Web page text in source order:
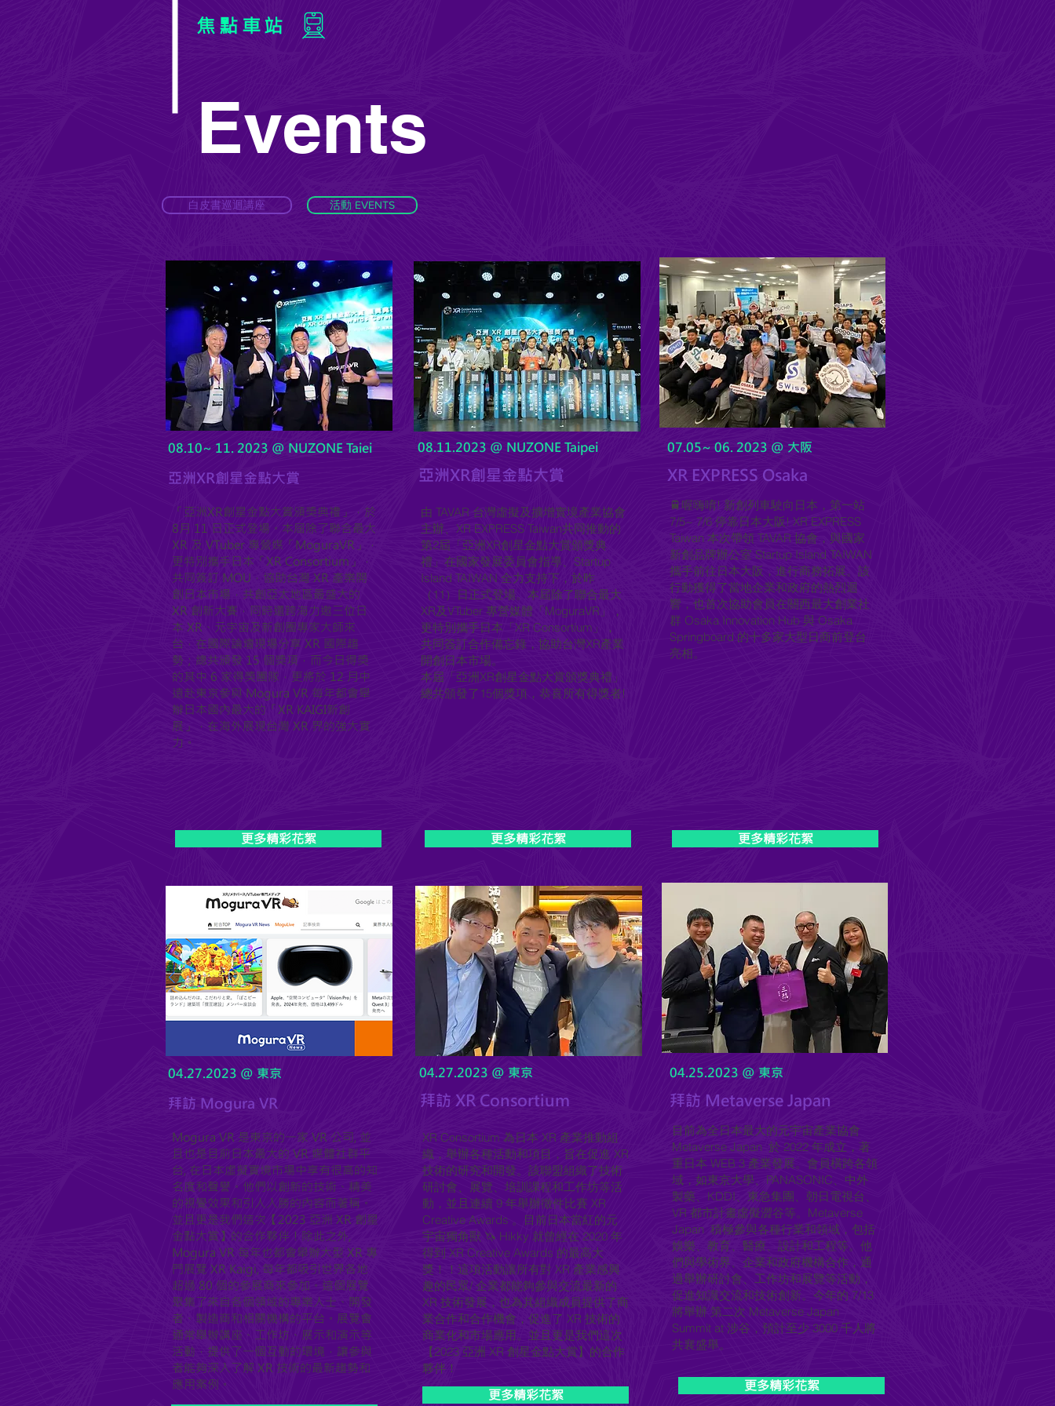
焦點車站
Events
白皮書巡迴講座 活動 EVENTS
08.10~ 11. 2023 @ NUZONE Taiei
​亞洲XR創星金點大賞
「亞洲XR創星金點大賞頒獎典禮」，於
8月 11 日正式登場。本屆除了聯合最大
XR 及 VTuber 專營媒「MoguraVR」，
更特別攜手日本「XR Consortium」，
共同簽訂 MOU，協助台灣 XR 產業開
創日本市場，共創亞太地區最盛大的
XR 創新大賽，同時還跨海力邀三位日
本 XR、元宇宙及新創圈專家大師來
台，在國際論壇現場分享 XR 國際趨
勢；總共頒發 15 個獎項，而今日得獎
的其中 6 家得獎團隊，更將於 12 月中
遠赴東京參與 Mogura VR 每年都會舉
辦日本國內最大的「XR KAIGI新創
展」，在海外展現台灣 XR 界的強大實
力。
更多精彩花絮
08.11.2023 @ NUZONE Taipei
​亞洲XR創星金點大賞
由 TAVAR 台灣虛擬及擴增實境產業協會
主辦、XR EXPRESS Taiwan共同推動的
第2屆「亞洲XR創星金點大賞頒獎典
禮」在國家發展委員會指導、Startup
Island TAIWAN 全力支持下，於昨
（11）日正式登場。本屆除了聯合最大
XR及VTuber 專營媒體「MoguraVR」，
更特別攜手日本「XR Consortium」，
共同簽訂合作備忘錄，協助台灣XR產業
開創日本市場。
本屆「亞洲XR創星金點大賞頒獎典禮」
總共頒發了15個獎項，恭喜所有得獎者!
更多精彩花絮
07.05~ 06. 2023 @ 大阪
XR EXPRESS Osaka
🚆喔嗨唷! 新創列車駛向日本，第一站
7/5~ 7/6 停靠日本大阪! XR EXPRESS
Taiwan 本次帶領 TAVAR 協會，與國家
新創品牌辦公室 Startup Island TAIWAN
攜手前往日本大阪，進行商務拓展。該
行動獲得了當地企業和政府的熱烈迴
響，也首次協助會員在關西最大創業社
群 Osaka Innovation Hub 與 Osaka
Springboard 的十多家大型日商前登台
亮相。
更多精彩花絮
04.25.2023 @ 東京
​拜訪 Metaverse Japan
目前為全日本最大的元宇宙產業協會
Metaverse Japan 於 2022 年成立，著
重日本 WEB 3 產業發展。會員橫跨各領
域，如東京大學、PANASONIC、中外
製藥、KDDI、東急集團、朝日電視台、
VR 都市計畫虛擬澀谷等。Metaverse
Japan 積極參與各種行業和領域，包括
娛樂、教育、醫療、設計和工程等。他
們與學術界、企業和政府機構合作，通
過舉辦研討會、工作坊和展覽等活動，
促進知識交流和技術創新。今年的 7/13
將舉辦 第二次 Metaverse Japan
Summit at 涉谷，預計至少 3000 千人將
共襄盛舉。
更多精彩花絮
04.27.2023 @ 東京
​拜訪 Mogura VR
Mogura VR 是東京的一家 VR 公司, 並
且也是目前日本最大的 VR 媒體社群平
台, 在日本虛擬實境市場中享有很高的知
名度和聲譽。他們以創新的技術、精美
的視覺效果和引人入勝的內容而著稱。
並且更是我們這次【2023 亞洲 XR 創星
金點大賞】的合作夥伴！除此之外,
Mogura VR 每年也都會舉辦大型 XR 專
門展覽 XR Kaigi, 每年都吸引世界各地
超過 80 個的參展商來參加。這個展覽
聚集了來自各個領域的專業人士、開發
者、製造商和相關機構的平台。展覽會
通常舉辦講座、工作坊、展示和演示等
活動，提供了一個互動的環境，讓參與
者能夠深入了解 XR 技術的最新趨勢和
應用案例。
04.27.2023 @ 東京
拜訪 XR Consortium
XR Consortium 為日本 XR 產業推動組
織，舉辦各種活動和項目，旨在促進 XR
技術的研究和開發。該聯盟組織了技術
研討會、展覽、培訓課程和工作坊等活
動，並且連續 9 年舉辦徵件比賽 XR
Creative Awards 。目前日本當紅的元
宇宙獨角獸 🦄 Hikky 就曾經在 2020 年
得到 XR Creative Awards 的最高大
獎！！這項活動讓所有對 XR 產業感興
趣的民眾/ 企業都能夠參與交流最新的
XR 技術發展，也為其組織成員提供了商
業合作和合作機會，促進了 XR 技術的
商業化和市場應用。並且更是我們這次
【2023 亞洲 XR 創星金點大賞】的合作
夥伴！
更多精彩花絮